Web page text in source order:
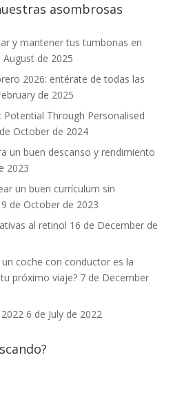
asombrosas
y mantener tus tumbonas en
August de 2025
2026: entérate de todas las
de 2025
Potential Through Personalised
October de 2024
un buen descanso y rendimiento
2023
un buen currículum sin
9 de October de 2023
al retinol 16 de December de
coche con conductor es la
próximo viaje? 7 de December
6 de July de 2022